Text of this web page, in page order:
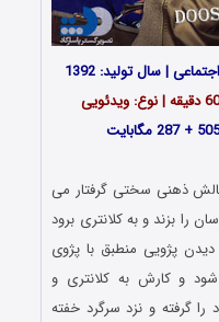
| سال تولید: 1392
ذهنی سختی گرفتار می
را بزند و به کلانتری برود
دیدن پژویی منطبق با پژوی
و کارش به کلانتری و
گرفته و نزد سرگرد خفته